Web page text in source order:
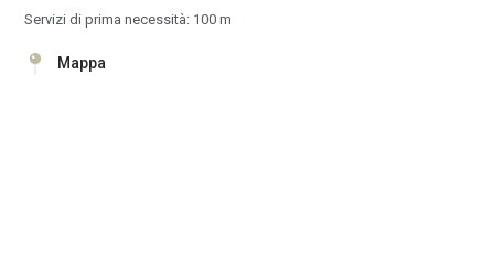
Servizi di prima necessità: 100 m
Mappa